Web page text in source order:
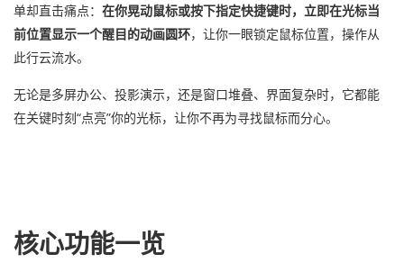
单却直击痛点： 在你晃动鼠标或按下指定快捷键时，立即在光标当
前位置显示一个醒目的动画圆环，让你一眼锁定鼠标位置，操作从
此行云流水。
无论是多屏办公、投影演示，还是窗口堆叠、界面复杂时，它都能
在关键时刻“点亮”你的光标，让你不再为寻找鼠标而分心。
核心功能一览